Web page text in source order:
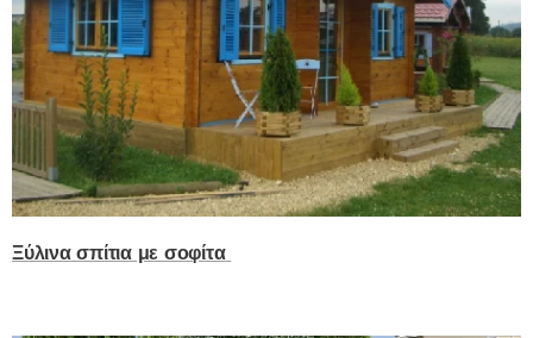
Ξύλινα σπίτια με σοφίτα